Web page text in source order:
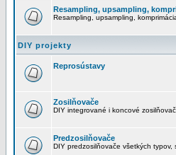
Resampling, upsampling,
Resampling, upsampling,
DIY projekty
Reprosústavy
Zosilňovače
DIY integrované i koncové
Predzosilňovače
DIY predzosilňovače všetkých typov,